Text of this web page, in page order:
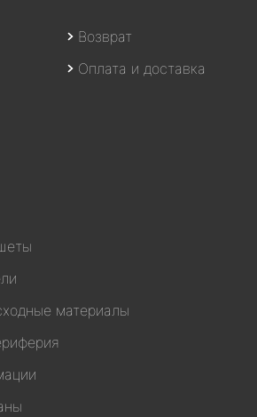
Возврат
Оплата и доставка
материалы